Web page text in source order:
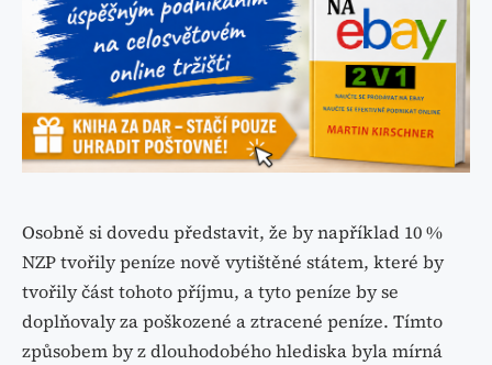
Osobně si dovedu představit, že by například 10 %
NZP tvořily peníze nově vytištěné státem, které by
tvořily část tohoto příjmu, a tyto peníze by se
doplňovaly za poškozené a ztracené peníze. Tímto
způsobem by z dlouhodobého hlediska byla mírná